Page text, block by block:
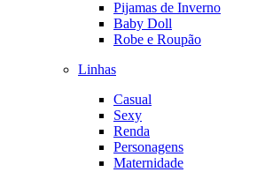
Pijamas de Inverno
Baby Doll
Robe e Roupão
Linhas
Casual
Sexy
Renda
Personagens
Maternidade